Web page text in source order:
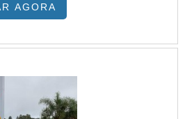
e encontrando a
PREÇO
preço justo e em uma
vai até o site da
AGORA